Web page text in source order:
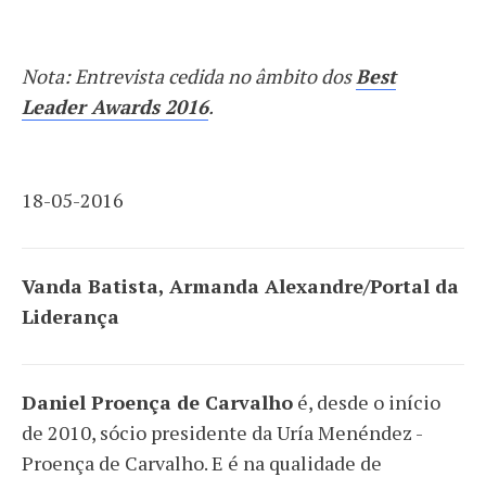
Nota: Entrevista cedida no âmbito dos Best
Leader Awards 2016.
18-05-2016
Vanda Batista, Armanda Alexandre/Portal da
Liderança
Daniel Proença de Carvalho é, desde o início
de 2010, sócio presidente da Uría Menéndez -
Proença de Carvalho. E é na qualidade de